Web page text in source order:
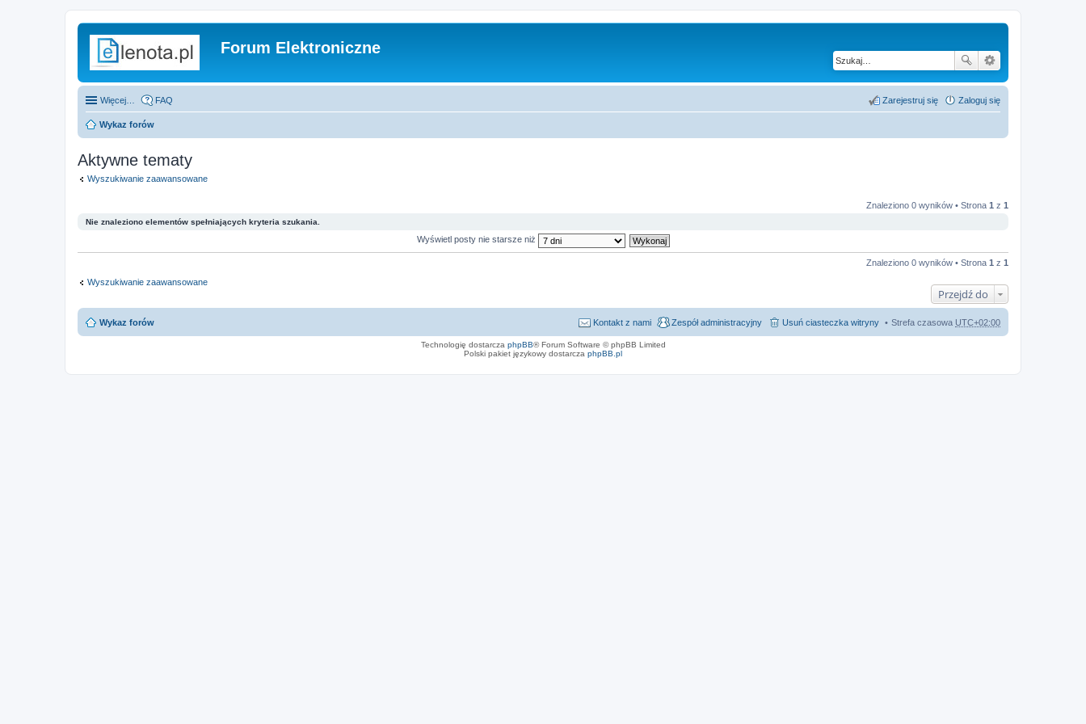
Forum Elektroniczne
Więcej… FAQ Zaloguj się
Zarejestruj się
Wykaz forów
Aktywne tematy
Wyszukiwanie zaawansowane
Znaleziono 0 wyników • Strona 1 z 1
Nie znaleziono elementów spełniających kryteria szukania.
Wyświetl posty nie starsze niż
Znaleziono 0 wyników • Strona 1 z 1
Wyszukiwanie zaawansowane
Przejdź do
Wykaz forów Strefa czasowa UTC+02:00
Usuń ciasteczka witryny
Zespół administracyjny
Kontakt z nami
Technologię dostarcza phpBB® Forum Software © phpBB Limited
Polski pakiet językowy dostarcza phpBB.pl